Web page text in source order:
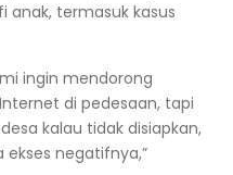
anak, termasuk kasus
ingin mendorong
di pedesaan, tapi
kalau tidak disiapkan,
negatifnya,”